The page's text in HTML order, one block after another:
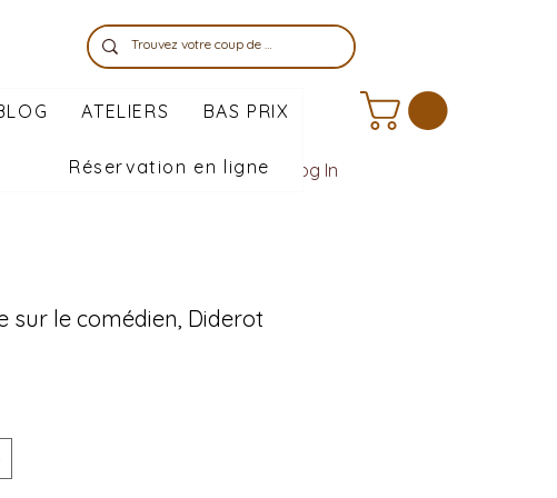
ATELIERS BAS PRIX
Réservation en ligne
sur le comédien, Diderot
Log In